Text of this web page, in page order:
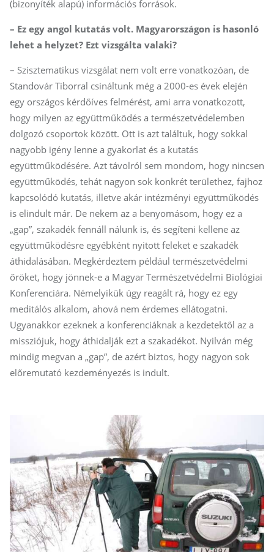
(bizonyíték alapú) információs források.
– Ez egy angol kutatás volt. Ma­gyar­or­szágon is hasonló
lehet a helyzet? Ezt vizsgálta valaki?
– Szisztematikus vizsgálat nem volt erre vonatkozóan, de
Standovár Tiborral csináltunk még a 2000-es évek elején
egy országos kérdőíves felmérést, ami arra vonatkozott,
hogy milyen az együttműködés a természetvédelemben
dolgozó csoportok között. Ott is azt találtuk, hogy sokkal
nagyobb igény lenne a gyakorlat és a kutatás
együttműködésére. Azt távolról sem mondom, hogy nincsen
együttműködés, tehát nagyon sok konkrét területhez, fajhoz
kapcsolódó kutatás, illetve akár intézményi együttműködés
is elindult már. De nekem az a benyomásom, hogy ez a
„gap”, szakadék fennáll nálunk is, és segíteni kellene az
együttműködésre egyébként nyitott feleket e szakadék
áthidalásában. Megkérdeztem például természetvédelmi
őröket, hogy jönnek-e a Magyar Természetvédelmi Biológiai
Konferenciára. Némelyikük úgy reagált rá, hogy ez egy
meditálós alkalom, ahová nem érdemes ellátogatni.
Ugyanakkor ezeknek a konferenciáknak a kezdetektől az a
missziójuk, hogy áthidalják ezt a szakadékot. Nyilván még
mindig megvan a „gap”, de azért biztos, hogy nagyon sok
előremutató kezdeményezés is indult.